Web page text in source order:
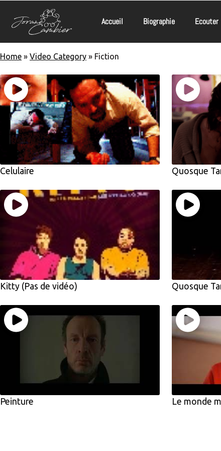
Accueil Biographie Ecouter
Home » Video Category » Fiction
Celulaire Quosque
Kitty (Pas de vidéo) Quosque
Peinture Le monde